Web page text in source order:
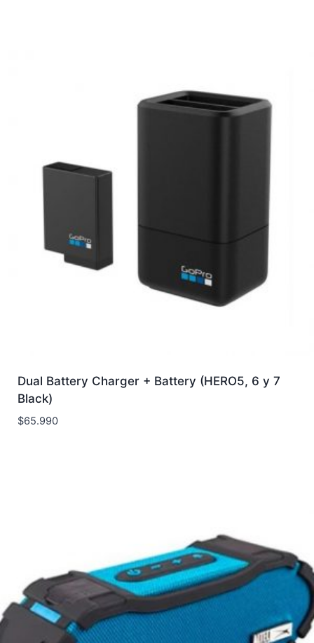
Dual Battery Charger + Battery (HERO5, 6 y 7
Black)
$65.990